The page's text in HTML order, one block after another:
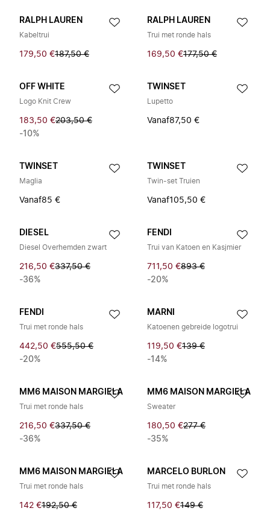
RALPH LAUREN
Kabeltrui
179,50 €187,50 €
RALPH LAUREN
Trui met ronde hals
169,50 €177,50 €
OFF WHITE
Logo Knit Crew
183,50 €203,50 €
-10%
TWINSET
Lupetto
Vanaf87,50 €
TWINSET
Maglia
Vanaf85 €
TWINSET
Twin-set Truien
Vanaf105,50 €
DIESEL
Diesel Overhemden zwart
216,50 €337,50 €
-36%
FENDI
Trui van Katoen en Kasjmier
711,50 €893 €
-20%
FENDI
Trui met ronde hals
442,50 €555,50 €
-20%
MARNI
Katoenen gebreide logotrui
119,50 €139 €
-14%
MM6 MAISON MARGIELA
Trui met ronde hals
216,50 €337,50 €
-36%
MM6 MAISON MARGIELA
Sweater
180,50 €277 €
-35%
MM6 MAISON MARGIELA
Trui met ronde hals
142 €192,50 €
MARCELO BURLON
Trui met ronde hals
117,50 €149 €